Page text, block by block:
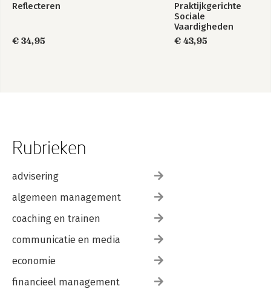
Reflecteren
€ 34,95
Praktijkgerichte
Sociale
Vaardigheden
€ 43,95
Rubrieken
advisering
algemeen management
coaching en trainen
communicatie en media
economie
financieel management